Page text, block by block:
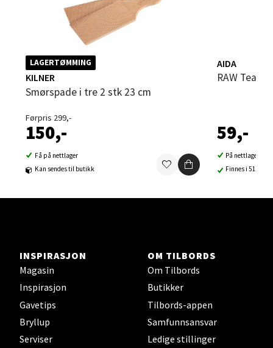
LAGERTØMMING
KILNER
Smørspade i tre 2 stk 23 cm
Førpris 299,-
150,-
Få på nettlager
Kan sendes til butikk
AIDA
RAW Teak
59,-
På nettlager
Finnes i 51
INSPIRASJON
Magasin
Inspirasjon
Gavetips
Bryllup
Serviser
OM TILBORDS
Om Tilbords
Butikker
Tilbords-appen
Samfunnsansvar
Ledige stillinger
0 i butikk
Ski Storsenter, Jernbanesvingen 6, 1400 Ski
0 i butikk
Sortland - Sortland Storsenter
Strangata 26, 8400 Sortland
Åpent i dag 10-19
0 i butikk